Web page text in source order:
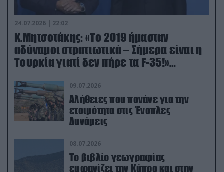
24.07.2026 | 22:02
Κ.Μητσοτάκης: «Το 2019 ήμασταν
αδύναμοι στρατιωτικά – Σήμερα είναι η
Τουρκία γιατί δεν πήρε τα F-35!»
(βίντεο)
09.07.2026
Αλήθειες που πονάνε για την
ετοιμότητα στις Ένοπλες
Δυνάμεις
08.07.2026
Το βιβλίο γεωγραφίας
εμφανίζει την Κύπρο και στην